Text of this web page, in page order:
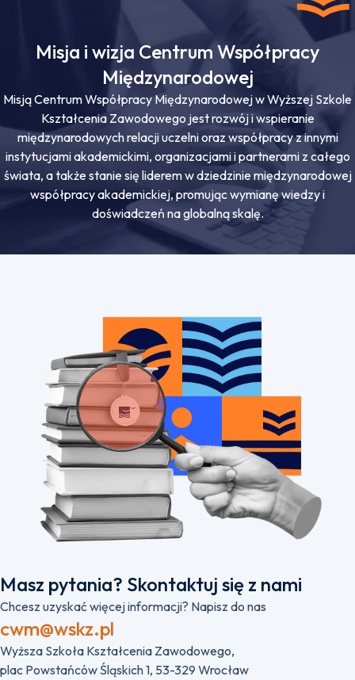
Misja i wizja Centrum Współpracy
Międzynarodowej
Misją Centrum Współpracy Międzynarodowej w Wyższej Szkole
Kształcenia Zawodowego jest rozwój i wspieranie
międzynarodowych relacji uczelni oraz współpracy z innymi
instytucjami akademickimi, organizacjami i partnerami z całego
świata, a także stanie się liderem w dziedzinie międzynarodowej
współpracy akademickiej, promując wymianę wiedzy i
doświadczeń na globalną skalę.
Masz pytania? Skontaktuj się z nami
Chcesz uzyskać więcej informacji? Napisz do nas
cwm@wskz.pl
Wyższa Szkoła Kształcenia Zawodowego,
plac Powstańców Śląskich 1, 53-329 Wrocław